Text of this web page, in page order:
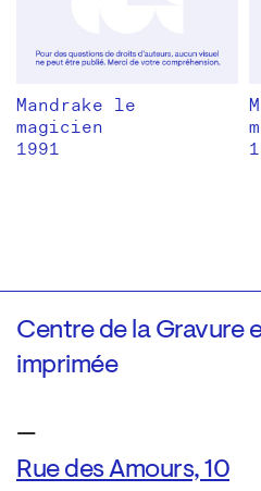
Mandrake le
magicien
1991
Centre de la Gravure
imprimée
—
Rue des Amours, 10